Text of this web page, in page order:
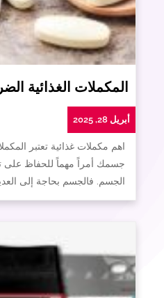
المكملات الغذائية
أبريل 28, 2025
اهم مكملات غذائية تعتبر
جسمك أمراً مهماً للحفاظ على
الجسم. فالجسم بحاجة إلى